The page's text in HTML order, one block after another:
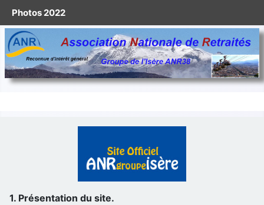
1. Présentation du site.
Photos 2022